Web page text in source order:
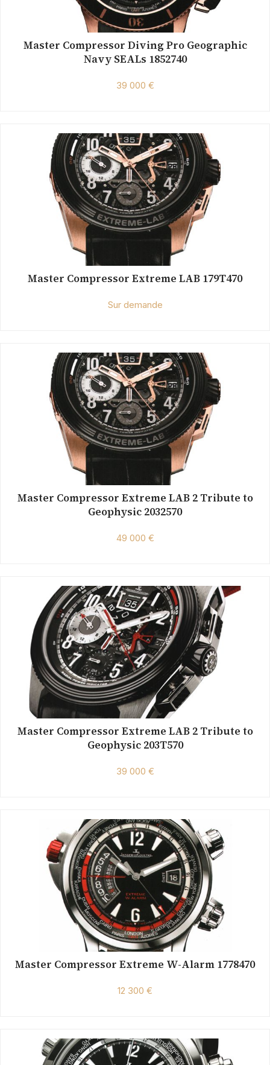
Master Compressor Diving Pro Geographic
Navy SEALs 1852740
39 000 €
Master Compressor Extreme LAB 179T470
Sur demande
Master Compressor Extreme LAB 2 Tribute to
Geophysic 2032570
49 000 €
Master Compressor Extreme LAB 2 Tribute to
Geophysic 203T570
39 000 €
Master Compressor Extreme W-Alarm 1778470
12 300 €